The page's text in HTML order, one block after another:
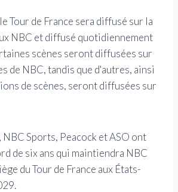
Tour de France sera diffusé sur la
NBC et diffusé quotidiennement
scènes seront diffusées sur
de NBC, tandis que d'autres, ainsi
de scènes, seront diffusées sur
Sports, Peacock et ASO ont
de six ans qui maintiendra NBC
du Tour de France aux États-